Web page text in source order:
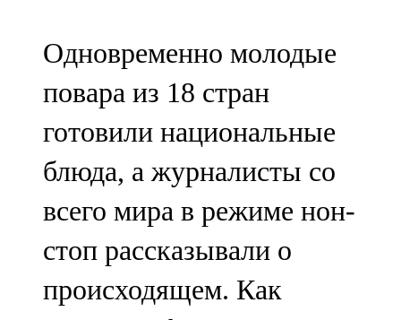
Яңа чишмә
107,0 FM
Яр Чаллы
105,5 FM
Одновременно молодые
повара из 18 стран
готовили национальные
блюда, а журналисты со
всего мира в режиме нон-
стоп рассказывали о
происходящем. Как